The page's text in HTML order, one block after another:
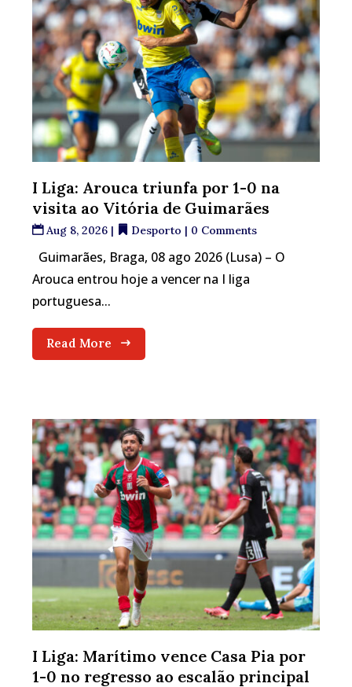
I Liga: Arouca triunfa por 1-0 na
visita ao Vitória de Guimarães
Aug 8, 2026 | Desporto | 0 Comments
Guimarães, Braga, 08 ago 2026 (Lusa) – O
Arouca entrou hoje a vencer na I liga
portuguesa...
Read More
I Liga: Marítimo vence Casa Pia por
1-0 no regresso ao escalão principal